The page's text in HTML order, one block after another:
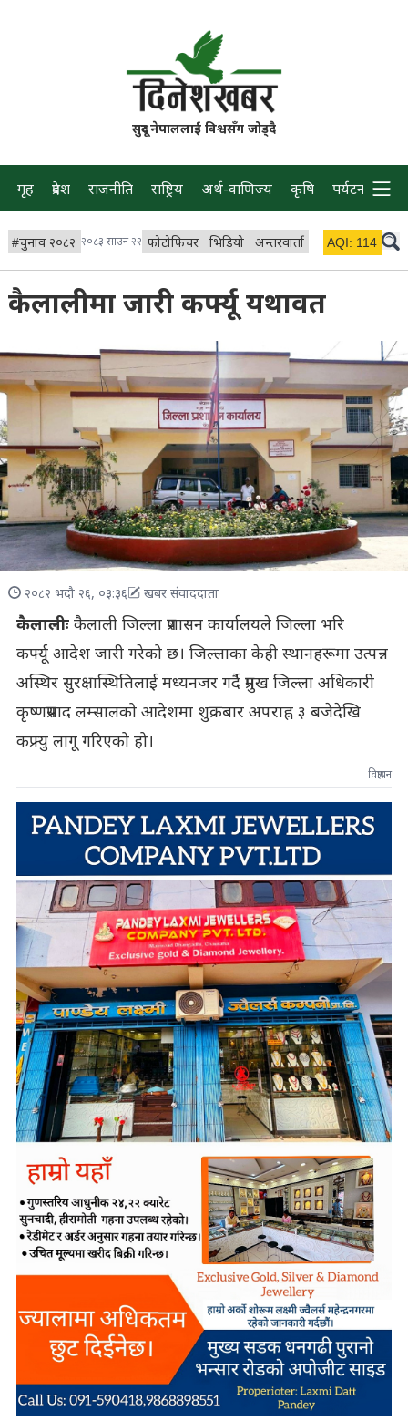
सुदूर नेपाललाई विश्वसँग जोड्दै
गृह प्रदेश राजनीति राष्ट्रिय अर्थ-वाणिज्य कृषि पर्यटन प्रवास
#चुनाव २०८२ २०८३ साउन २२ फोटोफिचर भिडियो अन्तरवार्ता विचार/ब्लग
AQI: 114
कैलालीमा जारी कर्फ्यू यथावत
२०८२ भदौ २६, ०३:३६ खबर संवाददाता
कैलालीःकैलाली जिल्ला प्रशासन कार्यालयले जिल्ला भरि
कर्फ्यू आदेश जारी गरेको छ। जिल्लाका केही स्थानहरूमा उत्पन्न
अस्थिर सुरक्षास्थितिलाई मध्यनजर गर्दै प्रमुख जिल्ला अधिकारी
कृष्णप्रसाद लम्सालको आदेशमा शुक्रबार अपराह्न ३ बजेदेखि
कफ्र्यु लागू गरिएको हो।
विज्ञापन